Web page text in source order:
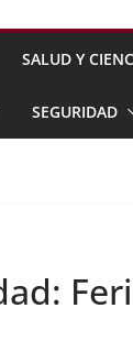
SALUD Y
SEGURIDAD